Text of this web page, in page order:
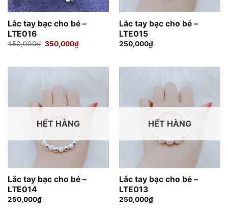
Lắc tay bạc cho bé –
LTE016
450,000₫ Giá
350,000₫Giá
hiện
Lắc tay bạc cho bé –
LTE015
250,000₫
HẾT HÀNG
Lắc tay bạc cho bé –
LTE014
250,000₫
HẾT HÀNG
Lắc tay bạc cho bé –
LTE013
250,000₫